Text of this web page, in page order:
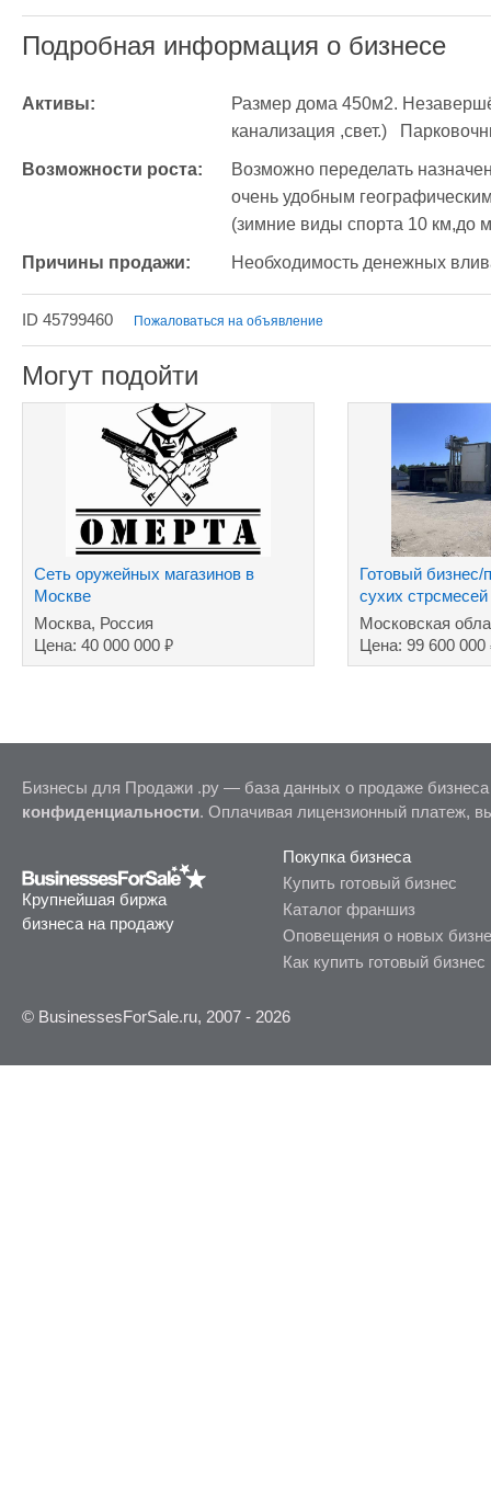
Подробная информация о бизнесе
Активы:
Размер дома 450м2.
канализация ,свет.)
Возможности роста:
Возможно переделать
очень удобным
(зимние виды спорта 10 км,до
Причины продажи: Необходимость денежных
ID 45799460 Пожаловаться на объявление
Могут подойти
Сеть оружейных магазинов в
Москве
Москва, Россия
Цена: 40 000 000 ₽
Готовый бизнес/
сухих
торговой маркой
Московская
Цена: 99 600 000
Бизнесы для Продажи .ру — база данных о продаже
конфиденциальности. Оплачивая лицензионный платеж,
Крупнейшая биржа
бизнеса на продажу
Покупка бизнеса
Купить готовый бизнес
Каталог франшиз
Оповещения о новых
Как купить готовый бизнес
© BusinessesForSale.ru, 2007 - 2026